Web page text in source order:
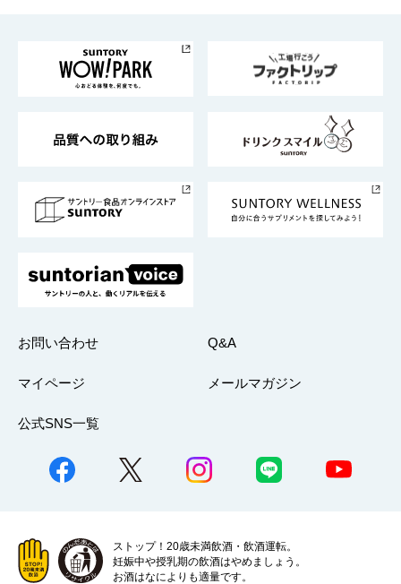
地域情報
サントリーサンバーズ大阪
サントリーが考えるサステナビリティ経営
企業概要
採用情報
お問い合わせ Q&A
マイページ メールマガジン
公式SNS一覧
ストップ！20歳未満飲酒・飲酒運転。
妊娠中や授乳期の飲酒はやめましょう。
お酒はなによりも適量です。